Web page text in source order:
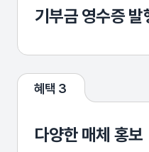
기부금 영수증 발
혜택 3
다양한 매체 홍보